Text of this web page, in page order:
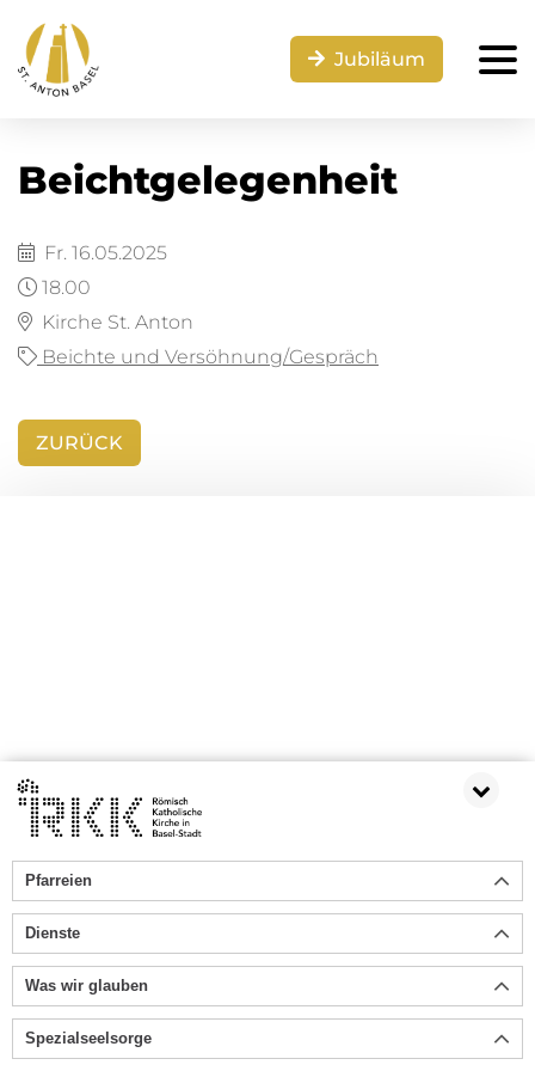
Jubiläum
Beichtgelegenheit
Fr. 16.05.2025
18.00
Kirche St. Anton
Beichte und Versöhnung/Gespräch
ZURÜCK
Pfarreien
Dienste
Was wir glauben
Spezialseelsorge